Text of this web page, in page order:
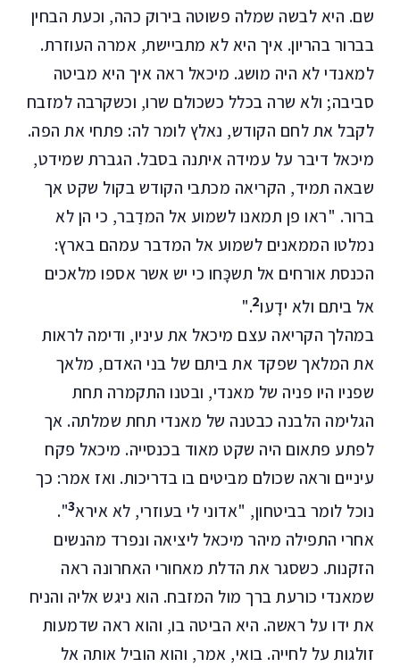
שם. היא לבשה שמלה פשוטה בירוק כהה, וכעת הבחין
בברור בהריון. איך היא לא מתביישת, אמרה העוזרת.
למאנדי לא היה מושג. מיכאל ראה איך היא מביטה
סביבה; ולא שרה בכלל כשכולם שרו, וכשקרבה למזבח
לקבל את לחם הקודש, נאלץ לומר לה: פתחי את הפה.
מיכאל דיבר על עמידה איתנה בסבל. הגברת שמידט,
שבאה תמיד, הקריאה מכתבי הקודש בקול שקט אך
ברור. "ראו פן תמאנו לשמוע אל המדַבר, כי הן לא
נמלטו הממאנים לשמוע אל המדבר עמהם בארץ:
הכנסת אורחים אל תשכָּחו כי יש אשר אספו מלאכים
אל ביתם ולא ידָעו2
."
במהלך הקריאה עצם מיכאל את עיניו, ודימה לראות
את המלאך שפקד את ביתם של בני האדם, מלאך
שפניו היו פניה של מאנדי, ובטנו התקמרה תחת
הגלימה הלבנה כבטנה של מאנדי תחת שמלתה. אך
לפתע פתאום היה שקט מאוד בכנסייה. מיכאל פקח
עיניים וראה שכולם מביטים בו בדריכות. ואז אמר: כך
נוכל לומר בביטחון, "אדוני לי בעוזרי, לא אירא3
".
אחרי התפילה מיהר מיכאל ליציאה ונפרד מהנשים
הזקנות. כשסגר את הדלת מאחורי האחרונה ראה
שמאנדי כורעת ברך מול המזבח. הוא ניגש אליה והניח
את ידו על ראשה. היא הביטה בו, והוא ראה שדמעות
זולגות על לחייה. בואי, אמר, והוא הוביל אותה אל